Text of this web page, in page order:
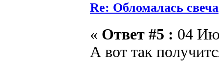
Re: Обломалась свеча
« Ответ #5 : 04
А вот так